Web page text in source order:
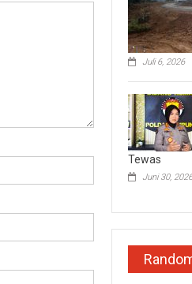
Juli 6, 2026
Tewas
Juni 30, 2026